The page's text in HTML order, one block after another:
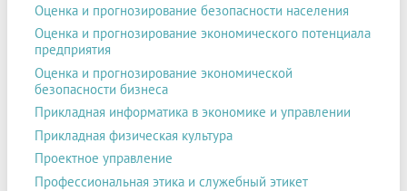
Оценка и прогнозирование безопасности населения
Оценка и прогнозирование экономического потенциала
предприятия
Оценка и прогнозирование экономической
безопасности бизнеса
Прикладная информатика в экономике и управлении
Прикладная физическая культура
Проектное управление
Профессиональная этика и служебный этикет